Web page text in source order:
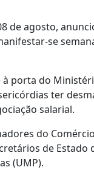
de agosto,
se
porta do
ter
salarial.
do
de Estado
(UMP).